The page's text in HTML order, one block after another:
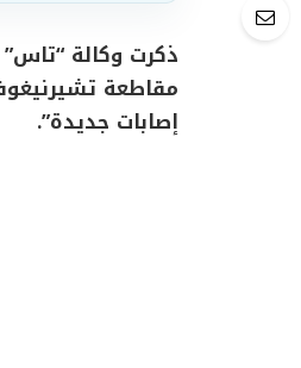
ذكرت وكالة
مقاطعة
إصابات جديدة”.